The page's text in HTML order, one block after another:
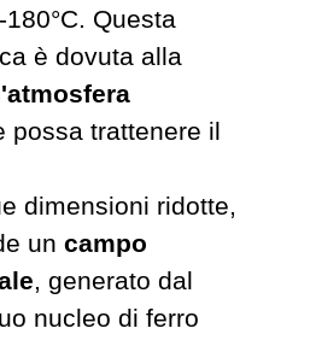
Questa
è dovuta alla
possa trattenere il
dimensioni ridotte,
un campo
, generato dal
nucleo di ferro